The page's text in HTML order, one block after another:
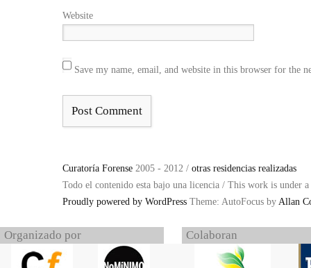
Website
Save my name, email, and website in this browser for the
Curatoría Forense 2005 - 2012 / otras residencias realizadas
Todo el contenido esta bajo una licencia / This work is under a
Proudly powered by WordPress Theme: AutoFocus by Allan
Organizado por Colaboran